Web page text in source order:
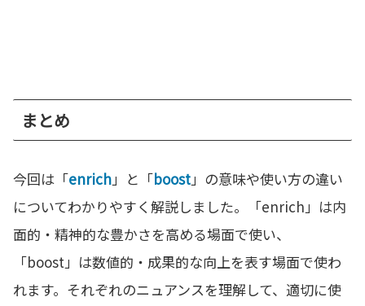
まとめ
今回は「enrich」と「boost」の意味や使い方の違い
についてわかりやすく解説しました。「enrich」は内
面的・精神的な豊かさを高める場面で使い、
「boost」は数値的・成果的な向上を表す場面で使わ
れます。それぞれのニュアンスを理解して、適切に使